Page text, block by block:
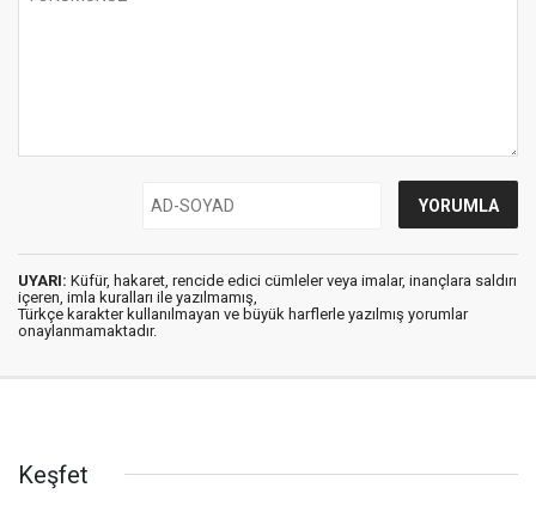
UYARI: Küfür, hakaret, rencide edici cümleler veya imalar, inançlara saldırı
içeren, imla kuralları ile yazılmamış,
Türkçe karakter kullanılmayan ve büyük harflerle yazılmış yorumlar
onaylanmamaktadır.
Keşfet